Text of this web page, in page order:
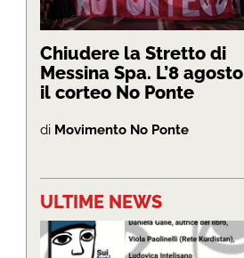
Chiudere la Stretto di
Messina Spa. L’8 agosto
il corteo No Ponte
di Movimento No Ponte
ULTIME NEWS